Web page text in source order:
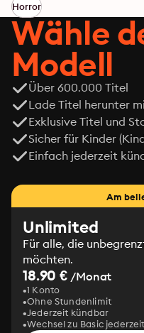
Horror
Wähle
Modell
Über 600.000 Titel
Lade Titel herunter
Exklusive Titel und
Sicher für Kinder
Einfach jederzeit
Am
Unlimited
Für alle, die
möchten.
18.90 € /Monat
1 Konto
Ohne Stundenlimit
Jederzeit kündbar
Wechsel zu Basic